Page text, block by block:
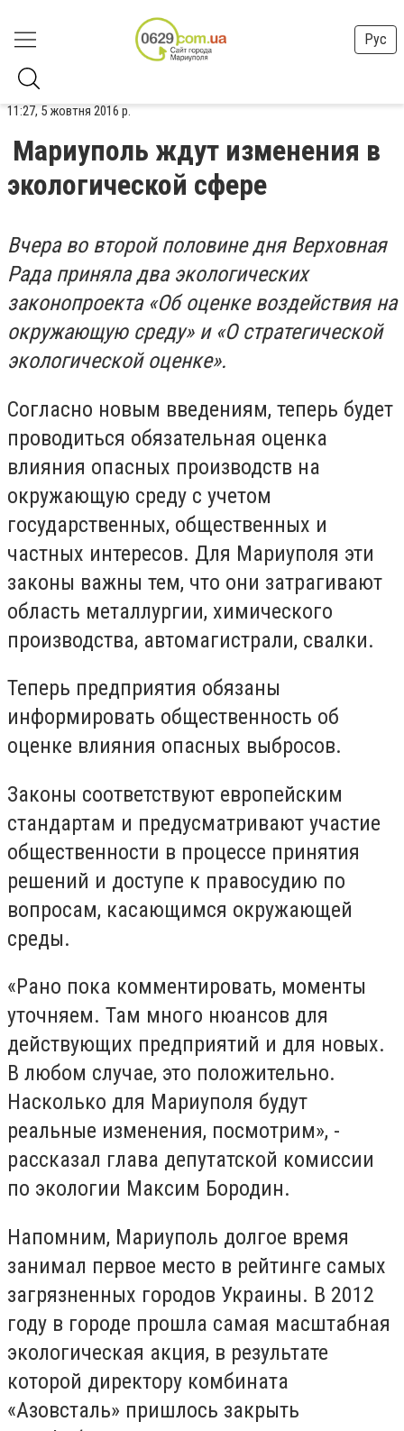
Рус
11:27, 5 жовтня 2016 р.
Мариуполь ждут изменения в
экологической сфере
Вчера во второй половине дня Верховная
Рада приняла два экологических
законопроекта «Об оценке воздействия на
окружающую среду» и «О стратегической
экологической оценке».
Согласно новым введениям, теперь будет
проводиться обязательная оценка
влияния опасных производств на
окружающую среду с учетом
государственных, общественных и
частных интересов. Для Мариуполя эти
законы важны тем, что они затрагивают
область металлургии, химического
производства, автомагистрали, свалки.
Теперь предприятия обязаны
информировать общественность об
оценке влияния опасных выбросов.
Законы соответствуют европейским
стандартам и предусматривают участие
общественности в процессе принятия
решений и доступе к правосудию по
вопросам, касающимся окружающей
среды.
«Рано пока комментировать, моменты
уточняем. Там много нюансов для
действующих предприятий и для новых.
В любом случае, это положительно.
Насколько для Мариуполя будут
реальные изменения, посмотрим», -
рассказал глава депутатской комиссии
по экологии Максим Бородин.
Напомним, Мариуполь долгое время
занимал первое место в рейтинге самых
загрязненных городов Украины. В 2012
году в городе прошла самая масштабная
экологическая акция, в результате
которой директору комбината
«Азовсталь» пришлось закрыть